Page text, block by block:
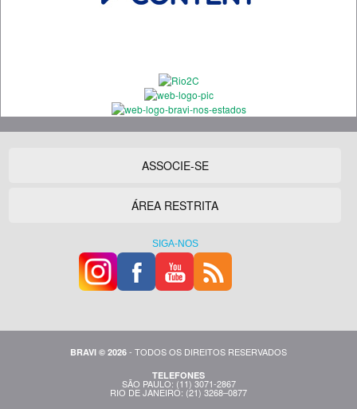
ASSOCIE-SE
ÁREA RESTRITA
SIGA-NOS
BRAVI © 2026 - TODOS OS DIREITOS RESERVADOS
TELEFONES
SÃO PAULO: (11) 3071-2867
RIO DE JANEIRO: (21) 3268–0877